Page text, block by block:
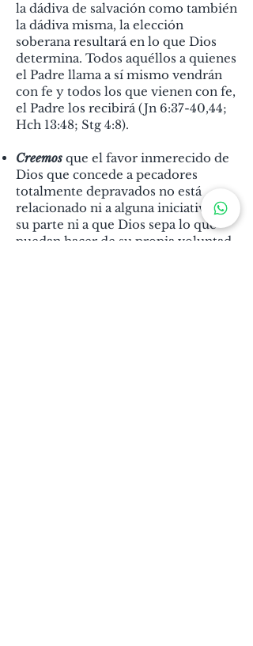
la dádiva de salvación como también
la dádiva misma, la elección
soberana resultará en lo que Dios
determina. Todos aquéllos a quienes
el Padre llama a sí mismo vendrán
con fe y todos los que vienen con fe,
el Padre los recibirá (Jn 6:37-40,44;
Hch 13:48; Stg 4:8).
Creemos que el favor inmerecido de
Dios que concede a pecadores
totalmente depravados no está
relacionado ni a alguna iniciativa de
su parte ni a que Dios sepa lo que
puedan hacer de su propia voluntad,